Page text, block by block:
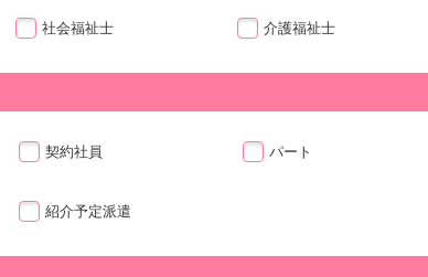
社会福祉士 介護福祉士
契約社員 パート
紹介予定派遣